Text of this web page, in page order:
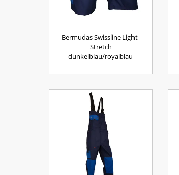
Bermudas Swissline Light-
Stretch
dunkelblau/royalblau